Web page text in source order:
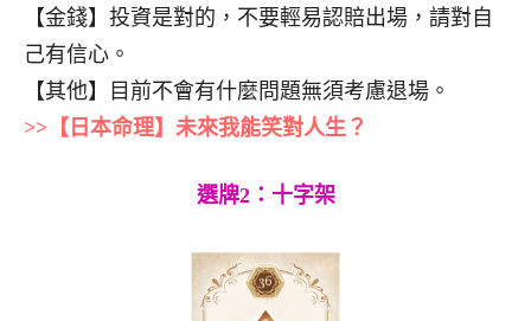
【金錢】投資是對的，不要輕易認賠出場，請對自
己有信心。
【其他】目前不會有什麼問題無須考慮退場。
>>【日本命理】未來我能笑對人生？
選牌2：十字架